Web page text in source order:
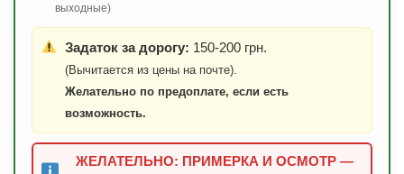
выходные)
Задаток за дорогу: 150-200 грн.
(Вычитается из цены на почте).
Желательно по предоплате, если есть
возможность.
ЖЕЛАТЕЛЬНО: ПРИМЕРКА И ОСМОТР —